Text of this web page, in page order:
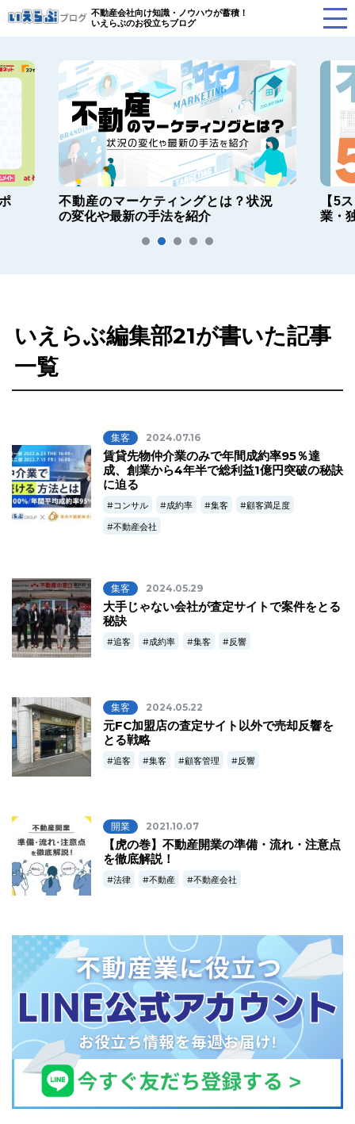
不動産会社向け知識・ノウハウが蓄積！
いえらぶのお役立ちブログ
不動産のマーケティングとは？状況
の変化や最新の手法を紹介
【5
業・
いえらぶ編集部21が書いた記事
一覧
集客 2024.07.16
賃貸先物仲介業のみで年間成約率95％達
成、創業から4年半で総利益1億円突破の秘訣
に迫る
コンサル 成約率 集客
顧客満足度
不動産会社
集客 2024.05.29
大手じゃない会社が査定サイトで案件をとる
秘訣
追客 成約率 集客 反響
集客 2024.05.22
元FC加盟店の査定サイト以外で売却反響を
とる戦略
追客 集客 顧客管理 反響
開業 2021.10.07
【虎の巻】不動産開業の準備・流れ・注意点
を徹底解説！
法律 不動産 不動産会社